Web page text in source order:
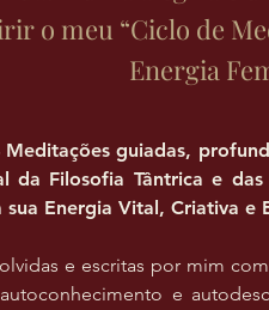
o meu “Ciclo de
Energia
Meditações guiadas,
da Filosofia Tântrica e
sua Energia Vital, Criativa e
e escritas por mim
e